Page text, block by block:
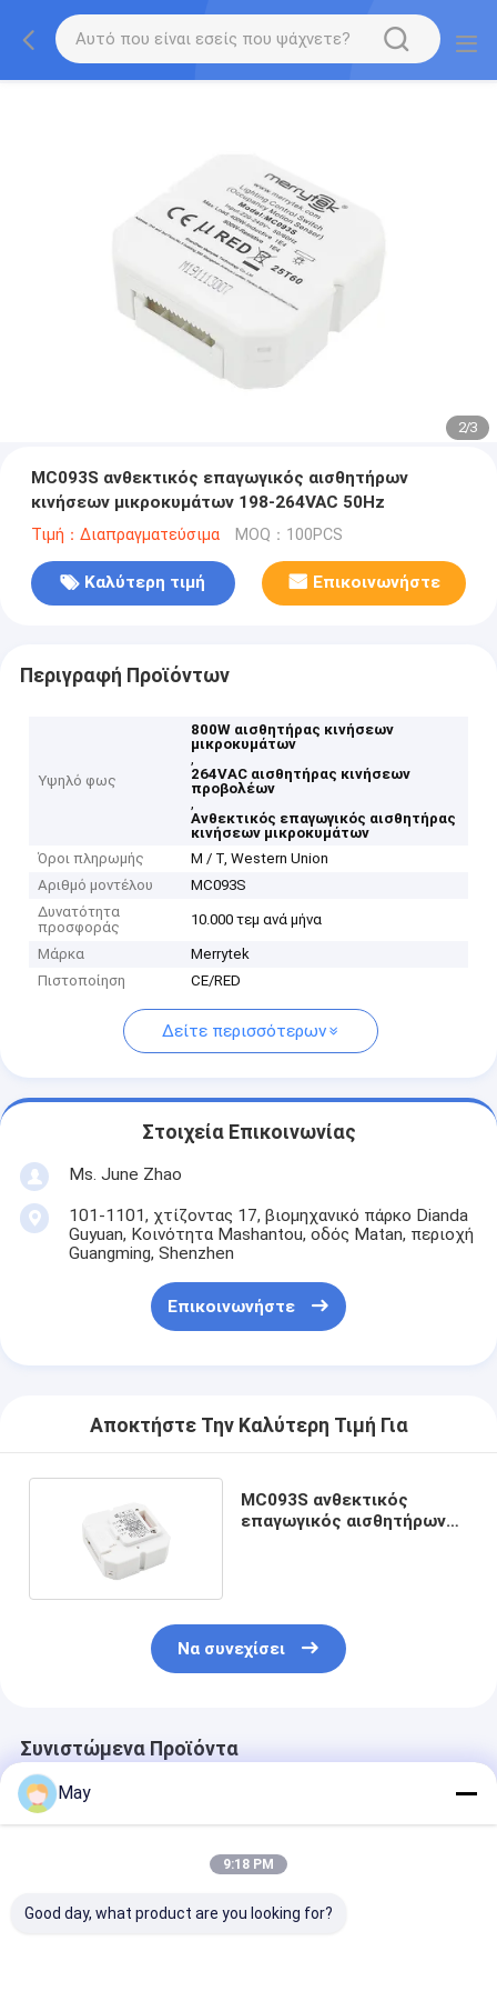
2/3
MC093S ανθεκτικός επαγωγικός αισθητήρων
κινήσεων μικροκυμάτων 198-264VAC 50Hz
Τιμή：Διαπραγματεύσιμα MOQ：100PCS
Καλύτερη τιμή Επικοινωνήστε
Περιγραφή Προϊόντων
Υψηλό φως
800W αισθητήρας κινήσεων
μικροκυμάτων
,
264VAC αισθητήρας κινήσεων
προβολέων
,
Ανθεκτικός επαγωγικός αισθητήρας
κινήσεων μικροκυμάτων
Όροι πληρωμής
Μ / Τ, Western Union
Αριθμό μοντέλου
MC093S
Δυνατότητα
προσφοράς
10.000 τεμ ανά μήνα
Μάρκα
Merrytek
Πιστοποίηση
CE/RED
Δείτε περισσότερων
Στοιχεία Επικοινωνίας
Ms. June Zhao
101-1101, χτίζοντας 17, βιομηχανικό πάρκο Dianda
Guyuan, Κοινότητα Mashantou, οδός Matan, περιοχή
Guangming, Shenzhen
Επικοινωνήστε
Αποκτήστε Την Καλύτερη Τιμή Για
MC093S ανθεκτικός
επαγωγικός αισθητήρων
Να συνεχίσει
Συνιστώμενα Προϊόντα
May
9:18 PM
Good day, what product are you looking for?